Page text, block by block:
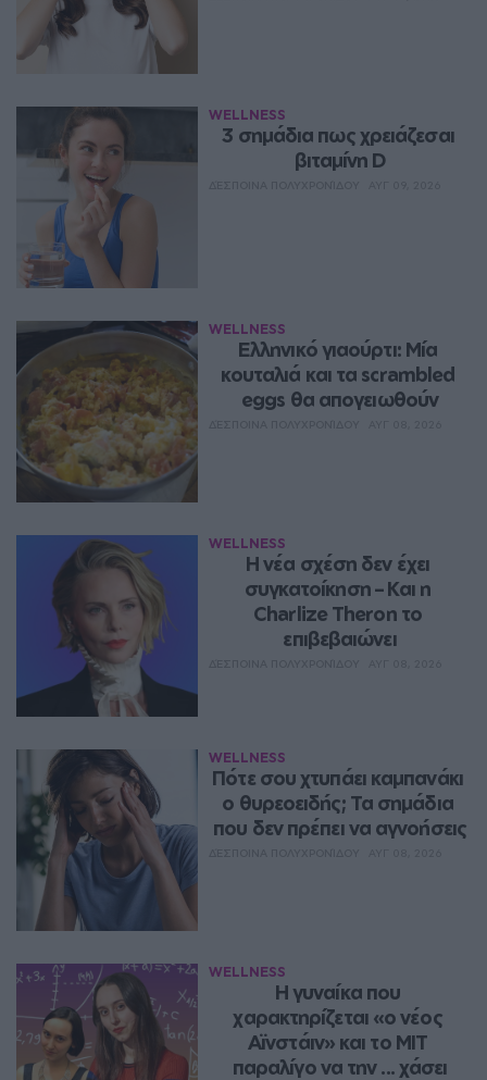
WELLNESS
3 σημάδια πως χρειάζεσαι
βιταμίνη D
WELLNESS
Ελληνικό γιαούρτι: Μία
κουταλιά και τα scrambled
eggs θα απογειωθούν
WELLNESS
Η νέα σχέση δεν έχει
συγκατοίκηση – Και η
Charlize Theron το
επιβεβαιώνει
WELLNESS
Πότε σου χτυπάει καμπανάκι
ο θυρεοειδής; Τα σημάδια
που δεν πρέπει να αγνοήσεις
WELLNESS
Η γυναίκα που
χαρακτηρίζεται «ο νέος
Αϊνστάιν» και το MIT
παραλίγο να την ... χάσει